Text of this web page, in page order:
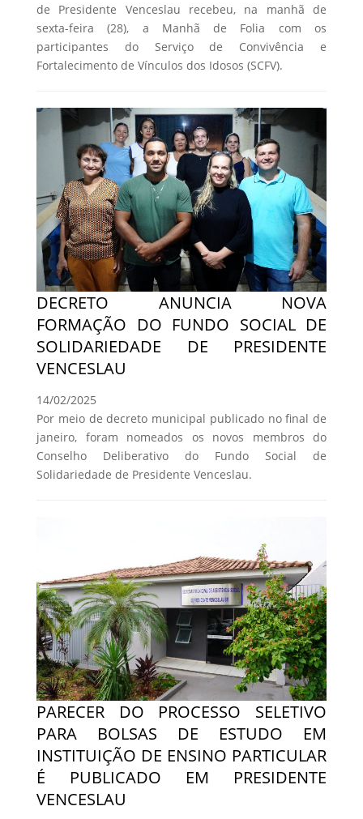
de Presidente Venceslau recebeu, na manhã de
sexta-feira (28), a Manhã de Folia com os
participantes do Serviço de Convivência e
Fortalecimento de Vínculos dos Idosos (SCFV).
DECRETO ANUNCIA NOVA
FORMAÇÃO DO FUNDO SOCIAL DE
SOLIDARIEDADE DE PRESIDENTE
VENCESLAU
14/02/2025
Por meio de decreto municipal publicado no final de
janeiro, foram nomeados os novos membros do
Conselho Deliberativo do Fundo Social de
Solidariedade de Presidente Venceslau.
PARECER DO PROCESSO SELETIVO
PARA BOLSAS DE ESTUDO EM
INSTITUIÇÃO DE ENSINO PARTICULAR
É PUBLICADO EM PRESIDENTE
VENCESLAU